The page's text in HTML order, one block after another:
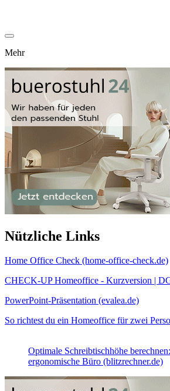
Mehr
Nützliche Links
Home Office Check (home-office-check.de)
CHECK-UP Homeoffice - Kurzversion |
PowerPoint-Präsentation (evalea.de)
So richtest du ein Homeoffice für zwei
Optimale Schreibtischhöhe
ergonomische Büro (blitzrechner.de)